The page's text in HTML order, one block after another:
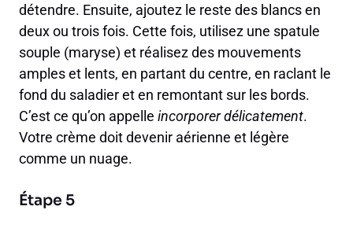
détendre. Ensuite, ajoutez le reste des blancs en
deux ou trois fois. Cette fois, utilisez une spatule
souple (maryse) et réalisez des mouvements
amples et lents, en partant du centre, en raclant le
fond du saladier et en remontant sur les bords.
C’est ce qu’on appelle incorporer délicatement.
Votre crème doit devenir aérienne et légère
comme un nuage.
Étape 5